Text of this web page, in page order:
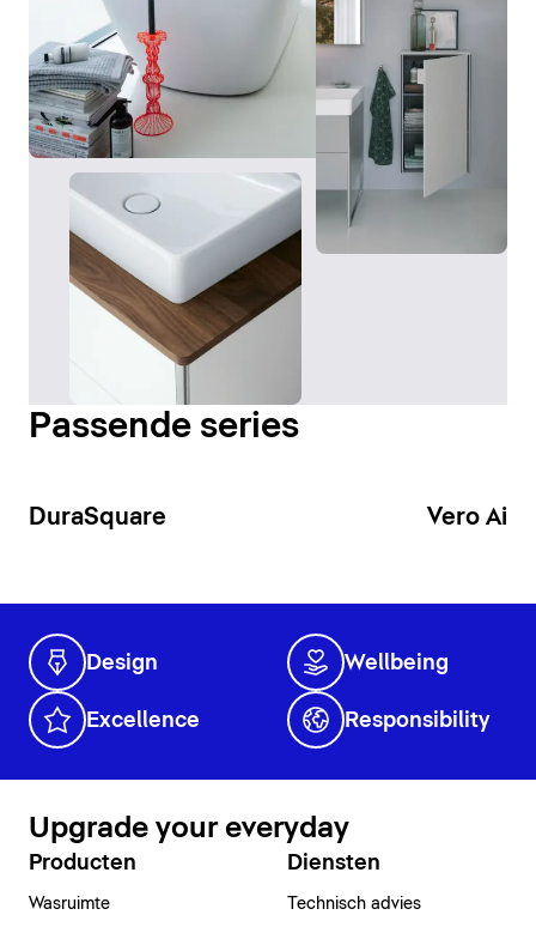
Passende series
DuraSquare Vero Air
Design Wellbeing
Excellence Responsibility
Upgrade your everyday
Producten
Wasruimte
Diensten
Technisch advies